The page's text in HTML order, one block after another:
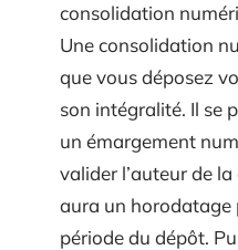
consolidation
Une consolidation
que vous déposez
son intégralité. Il se
un émargement
valider l’auteur de
aura un horodatage
période du dépôt.